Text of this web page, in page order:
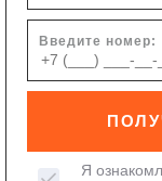
Введите номер:
Я